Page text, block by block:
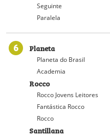
Seguinte
Paralela
6 Planeta
Planeta do Brasil
Academia
Rocco
Rocco Jovens Leitores
Fantástica Rocco
Rocco
Santillana